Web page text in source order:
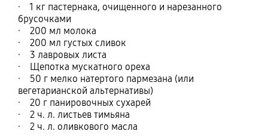
· 1 кг пастернака, очищенного и нарезанного
брусочками
· 200 мл молока
· 200 мл густых сливок
· 3 лавровых листа
· Щепотка мускатного ореха
· 50 г мелко натертого пармезана (или
вегетарианской альтернативы)
· 20 г панировочных сухарей
· 2 ч. л. листьев тимьяна
· 2 ч. л. оливкового масла